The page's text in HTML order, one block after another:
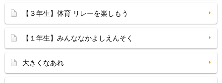
【３年生】体育 リレーを楽しもう
【１年生】みんななかよしえんそく
大きくなあれ